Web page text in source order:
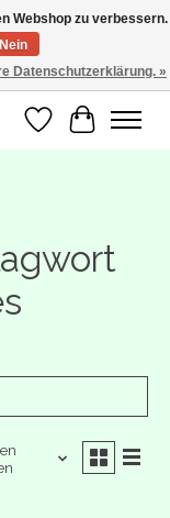
Bestellen is nog
in behandeling
Wunschzettel
Ihr
Webshop zu verbessern.
Nein
Datenschutzerklärung. »